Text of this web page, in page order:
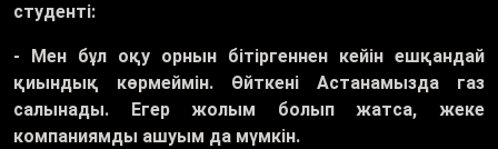
студенті:
- Мен бұл оқу орнын бітіргеннен кейін ешқандай
қиындық көрмеймін. Өйткені Астанамызда газ
салынады. Егер жолым болып жатса, жеке
компаниямды ашуым да мүмкін.